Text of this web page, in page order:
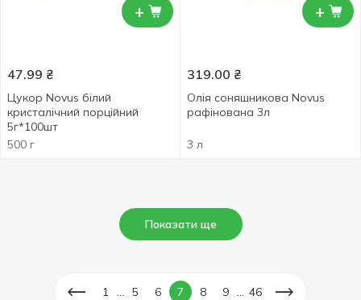
+
47.99 ₴
Цукор Novus білий
кристалічний порційний
5г*100шт
500 г
+
319.00 ₴
Олія соняшникова Novus
рафінована 3л
3 л
Показати ще
1 5 6 7 8 9 46